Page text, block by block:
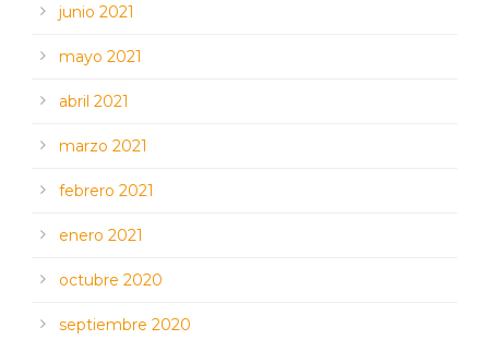
junio 2021
mayo 2021
abril 2021
marzo 2021
febrero 2021
enero 2021
octubre 2020
septiembre 2020